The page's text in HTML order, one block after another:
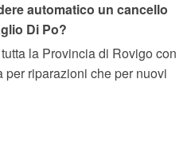
automatico un cancello
Di Po?
la Provincia di Rovigo con
riparazioni che per nuovi